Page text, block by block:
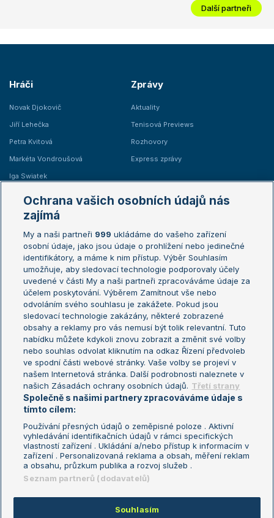
Další partneři
Hráči
Novak Djokovič
Jiří Lehečka
Petra Kvitová
Markéta Vondroušová
Iga Swiatek
Zprávy
Aktuality
Tenisová Previews
Rozhovory
Express zprávy
Žebříčky
Žebříček ATP (muži)
Žebříček WTA (ženy)
Sázkařský žebříček
Australian Open
French Open
Wimbledon
US Open
Turnaj mistrů
Turnaj mistryň
Aktualní trendy
Fotbalové přestupy
Livesport Daily
LS Prague Open
Podmínky užití
Nastavení soukromí
GDPR a žurnalistika
Reklama
Kontakt
Informace o zpracování osobních
údajů
Ochrana vašich osobních údajů nás
zajímá
My a naši partneři 999 ukládáme do vašeho zařízení
osobní údaje, jako jsou údaje o prohlížení nebo jedinečné
identifikátory, a máme k nim přístup. Výběr Souhlasím
umožňuje, aby sledovací technologie podporovaly účely
uvedené v části My a naši partneři zpracováváme údaje za
účelem poskytování. Výběrem Zamítnout vše nebo
odvoláním svého souhlasu je zakážete. Pokud jsou
sledovací technologie zakázány, některé zobrazené
obsahy a reklamy pro vás nemusí být tolik relevantní. Tuto
nabídku můžete kdykoli znovu zobrazit a změnit své volby
nebo souhlas odvolat kliknutím na odkaz Řízení předvoleb
ve spodní části webové stránky. Vaše volby se projeví v
našem Internetová stránka. Další podrobnosti naleznete v
našich Zásadách ochrany osobních údajů. Třetí strany
Společně s našimi partnery zpracováváme údaje s
tímto cílem:
Používání přesných údajů o zeměpisné poloze . Aktivní
vyhledávání identifikačních údajů v rámci specifických
vlastností zařízení . Ukládání a/nebo přístup k informacím v
zařízení . Personalizovaná reklama a obsah, měření reklam
a obsahu, průzkum publika a rozvoj služeb .
Seznam partnerů (dodavatelů)
Souhlasím